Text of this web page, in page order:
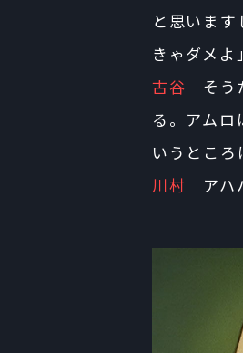
と思いま
きゃダメよ
古谷 そう
る。アムロ
いうところ
川村
アハ